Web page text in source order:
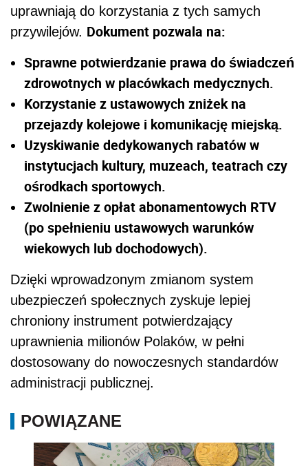
uprawniają do korzystania z tych samych
przywilejów. Dokument pozwala na:
Sprawne potwierdzanie prawa do świadczeń
zdrowotnych w placówkach medycznych.
Korzystanie z ustawowych zniżek na
przejazdy kolejowe i komunikację miejską.
Uzyskiwanie dedykowanych rabatów w
instytucjach kultury, muzeach, teatrach czy
ośrodkach sportowych.
Zwolnienie z opłat abonamentowych RTV
(po spełnieniu ustawowych warunków
wiekowych lub dochodowych).
Dzięki wprowadzonym zmianom system
ubezpieczeń społecznych zyskuje lepiej
chroniony instrument potwierdzający
uprawnienia milionów Polaków, w pełni
dostosowany do nowoczesnych standardów
administracji publicznej.
POWIĄZANE